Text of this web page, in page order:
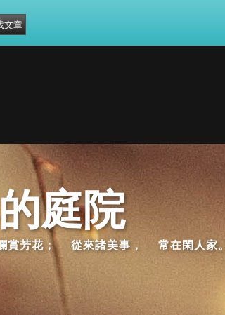
庭院
芳花； 從來諸美事， 常在閑人家。